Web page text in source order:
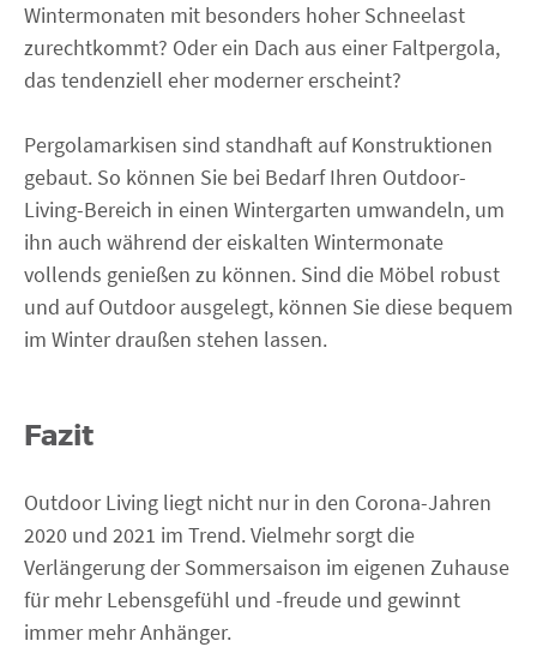
Wintermonaten mit besonders hoher Schneelast
zurechtkommt? Oder ein Dach aus einer Faltpergola,
das tendenziell eher moderner erscheint?
Pergolamarkisen sind standhaft auf Konstruktionen
gebaut. So können Sie bei Bedarf Ihren Outdoor-
Living-Bereich in einen Wintergarten umwandeln, um
ihn auch während der eiskalten Wintermonate
vollends genießen zu können. Sind die Möbel robust
und auf Outdoor ausgelegt, können Sie diese bequem
im Winter draußen stehen lassen.
Fazit
Outdoor Living liegt nicht nur in den Corona-Jahren
2020 und 2021 im Trend. Vielmehr sorgt die
Verlängerung der Sommersaison im eigenen Zuhause
für mehr Lebensgefühl und -freude und gewinnt
immer mehr Anhänger.